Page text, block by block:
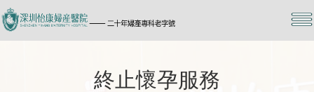
終止懷孕服務